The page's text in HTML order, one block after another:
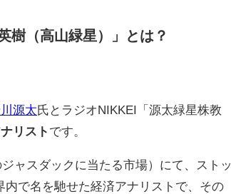
樹（高山緑星）」とは？
源太氏とラジオNIKKEI「源太緑星株教
リスト です。
ャスダックに当たる市場）にて、ストッ
内で名を馳せた経済アナリストで、その